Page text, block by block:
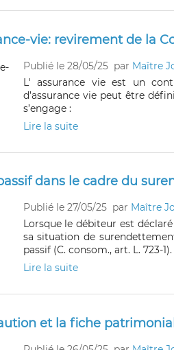
vie: revirement de la
Publié le 28/05/25 par Maître
L' assurance vie est un
d’assurance vie peut être
s’engage :
Lire la suite
dans le cadre du
Publié le 27/05/25 par Maître
Lorsque le débiteur est
sa situation de
passif (C. consom., art. L. 723-1).
Lire la suite
et la fiche